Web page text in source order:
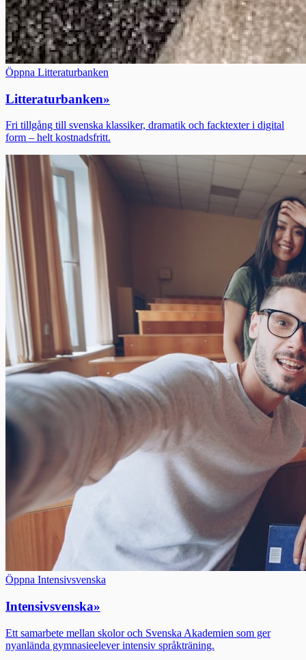
Öppna Litteraturbanken
Litteraturbanken»
Fri tillgång till svenska klassiker, dramatik och facktexter i digital
form – helt kostnadsfritt.
Öppna Intensivsvenska
Intensivsvenska»
Ett samarbete mellan skolor och Svenska Akademien som ger
nyanlända gymnasieelever intensiv språkträning.